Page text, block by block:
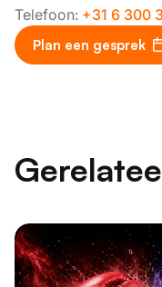
Telefoon: +31 6 300
Plan een gesprek